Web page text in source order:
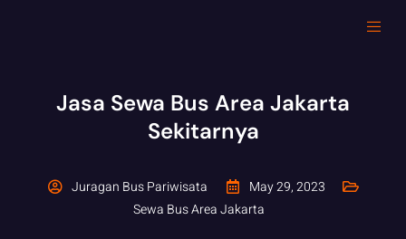
Jasa Sewa Bus Area Jakarta
Sekitarnya
Juragan Bus Pariwisata
May 29, 2023
Sewa Bus Area Jakarta